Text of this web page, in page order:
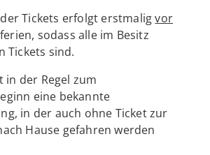
der Tickets erfolgt erstmaligvor
sodass alle im Besitz
Tickets sind.
in der Regel zum
eine bekannte
in der auch ohne Ticket zur
Hause gefahren werden